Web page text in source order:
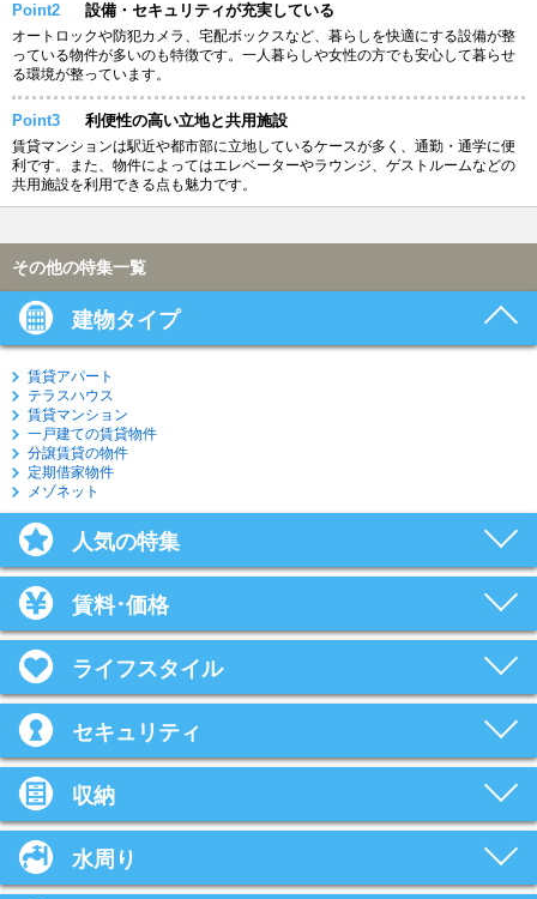
Point2 設備・セキュリティが充実している
オートロックや防犯カメラ、宅配ボックスなど、暮らしを快適にする設備が整
っている物件が多いのも特徴です。一人暮らしや女性の方でも安心して暮らせ
る環境が整っています。
Point3 利便性の高い立地と共用施設
賃貸マンションは駅近や都市部に立地しているケースが多く、通勤・通学に便
利です。また、物件によってはエレベーターやラウンジ、ゲストルームなどの
共用施設を利用できる点も魅力です。
その他の特集一覧
建物タイプ
賃貸アパート
テラスハウス
賃貸マンション
一戸建ての賃貸物件
分譲賃貸の物件
定期借家物件
メゾネット
人気の特集
賃料･価格
ライフスタイル
セキュリティ
収納
水周り